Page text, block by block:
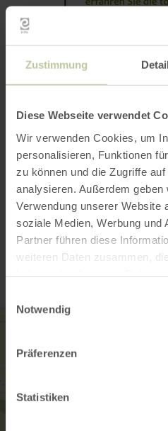
Zustimmung
Diese Webseite verwendet
Wir verwenden Cookies, um
personalisieren, Funktionen
zu können und die Zugriffe
analysieren. Außerdem
Verwendung unserer Website
soziale Medien, Werbung und
Partner führen diese
weiteren Daten zusammen,
Notwendig
Präferenzen
Statistiken
Galerij
Contact